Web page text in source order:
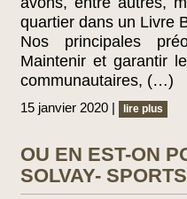
quartier dans un Livre
Nos principales
Maintenir et garantir
communautaires, (…)
15 janvier 2020 | lire plus
OU EN EST-ON
SOLVAY-